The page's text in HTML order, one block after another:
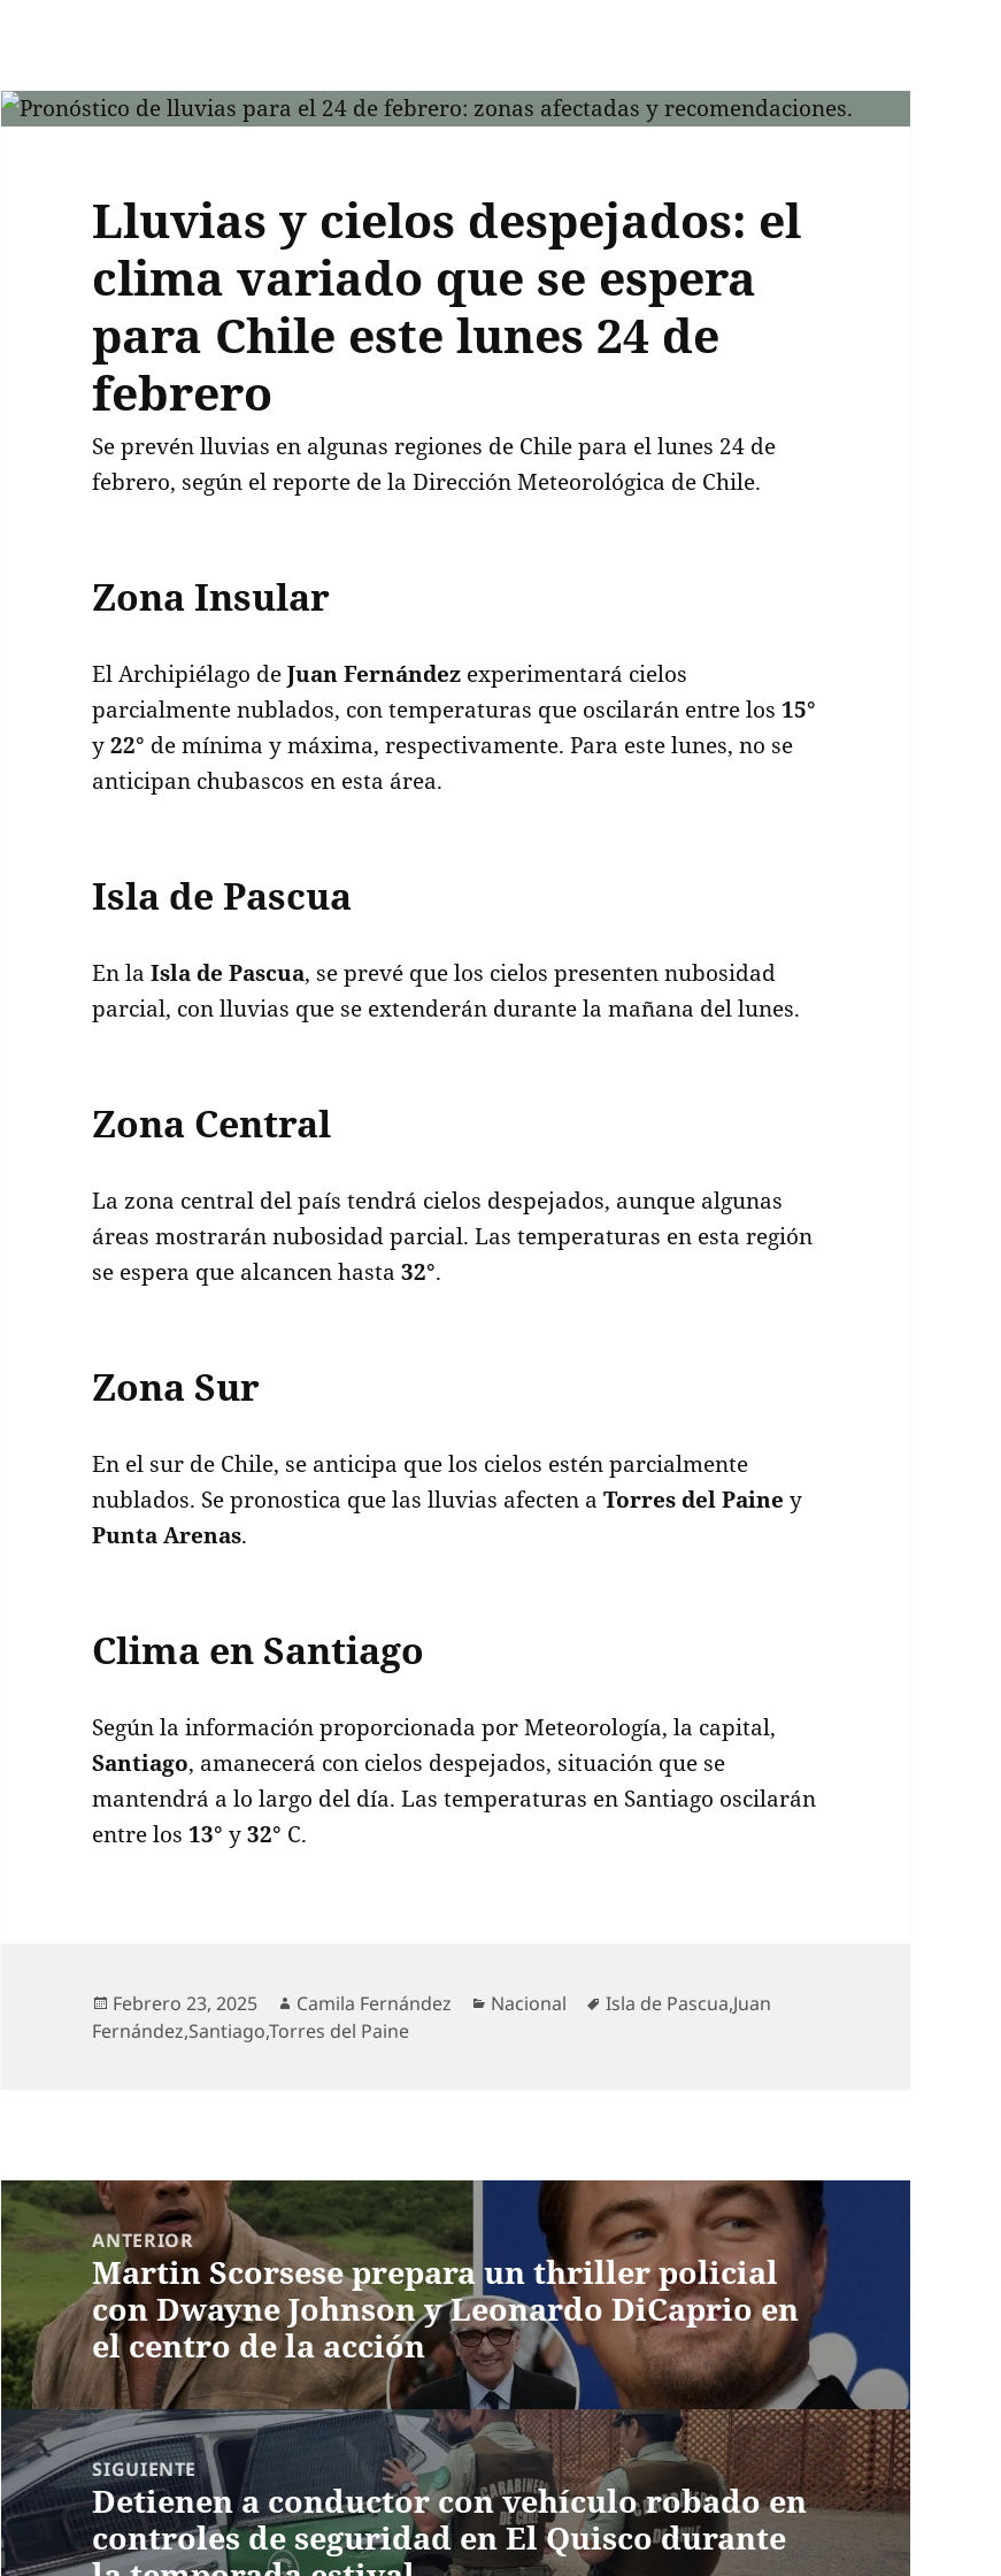
Lluvias y cielos despejados: el
clima variado que se espera
para Chile este lunes 24 de
febrero
Se prevén lluvias en algunas regiones de Chile para el lunes 24 de
febrero, según el reporte de la Dirección Meteorológica de Chile.
Zona Insular
El Archipiélago deJuan Fernández experimentará cielos
parcialmente nublados, con temperaturas que oscilarán entre los 15°
y22° de mínima y máxima, respectivamente. Para este lunes, no se
anticipan chubascos en esta área.
Isla de Pascua
En laIsla de Pascua, se prevé que los cielos presenten nubosidad
parcial, con lluvias que se extenderán durante la mañana del lunes.
Zona Central
La zona central del país tendrá cielos despejados, aunque algunas
áreas mostrarán nubosidad parcial. Las temperaturas en esta región
se espera que alcancen hasta32°.
Zona Sur
En el sur de Chile, se anticipa que los cielos estén parcialmente
nublados. Se pronostica que las lluvias afecten aTorres del Paine y
Punta Arenas.
Clima en Santiago
Según la información proporcionada por Meteorología, la capital,
Santiago, amanecerá con cielos despejados, situación que se
mantendrá a lo largo del día. Las temperaturas en Santiago oscilarán
entre los 13° y32° C.
Publicado
el
Febrero 23, 2025 Autor
Camila Fernández Categorías
Nacional Etiquetas
Isla de Pascua,Juan
Fernández,Santiago,Torres del Paine
Navegación
de
entradas
ANTERIOR
Entrada
anterior:
Martin Scorsese prepara un thriller policial
con Dwayne Johnson y Leonardo DiCaprio en
el centro de la acción
SIGUIENTE
Entrada
siguiente:
Detienen a conductor con vehículo robado en
controles de seguridad en El Quisco durante